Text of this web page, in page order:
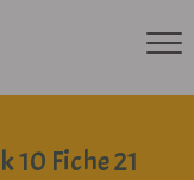
Fiche 21